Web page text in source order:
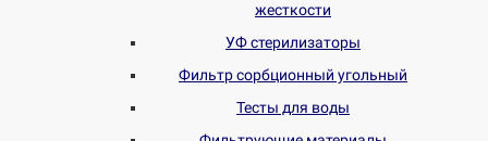
жесткости
УФ стерилизаторы
Фильтр сорбционный угольный
Тесты для воды